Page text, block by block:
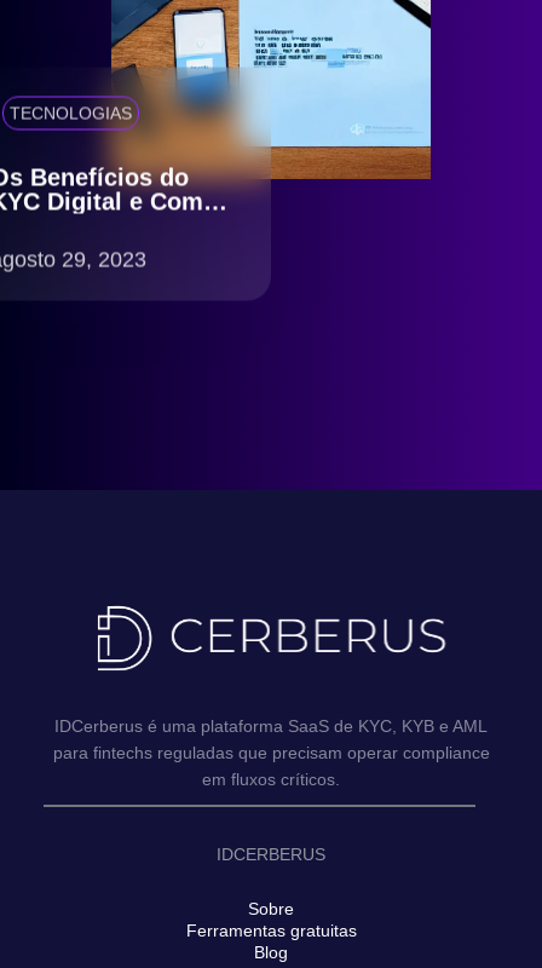
TECNOLOGIAS
Benefícios do
Digital e Como
29, 2023
IDCerberus é uma plataforma SaaS de KYC, KYB e AML
para fintechs reguladas que precisam operar compliance
em fluxos críticos.
IDCERBERUS
Sobre
Ferramentas gratuitas
Blog